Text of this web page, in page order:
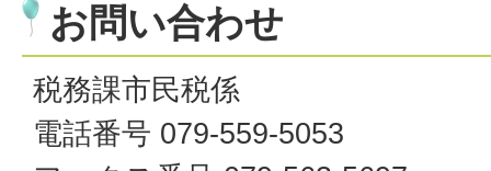
お問い合わせ
税務課市民税係
電話番号 079-559-5053